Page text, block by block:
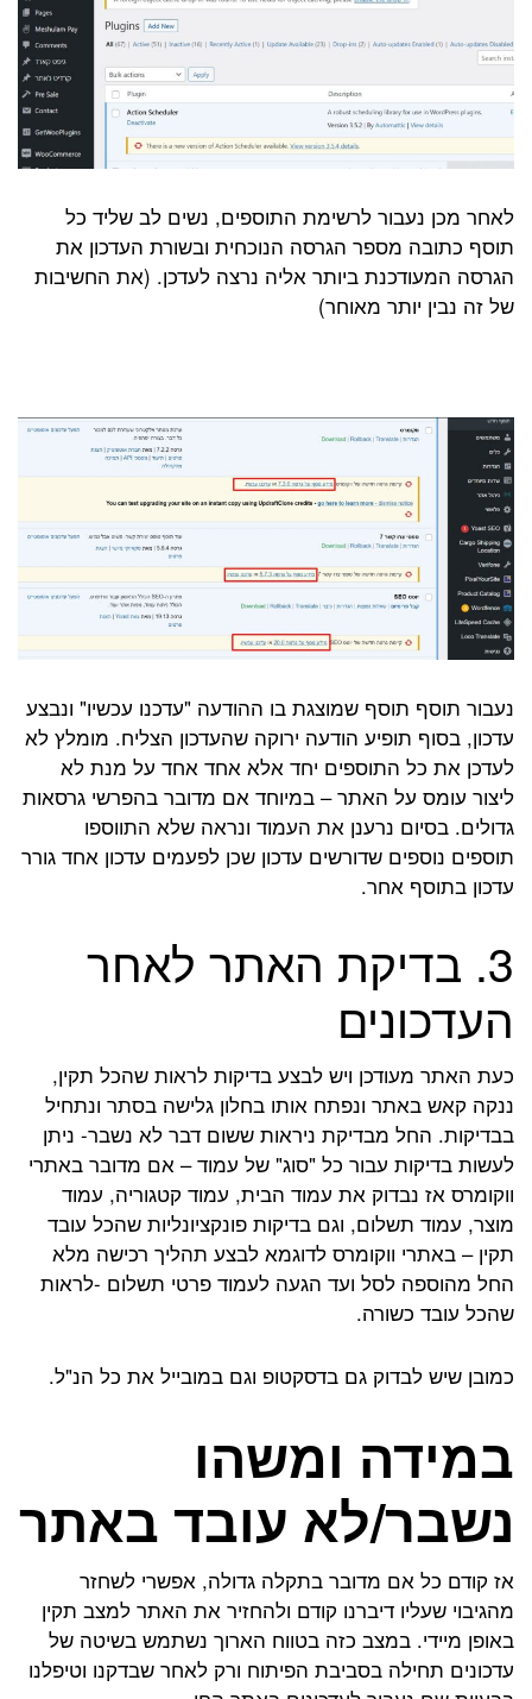
לאחר מכן נעבור לרשימת התוספים, נשים לב שליד כל
תוסף כתובה מספר הגרסה הנוכחית ובשורת העדכון את
הגרסה המעודכנת ביותר אליה נרצה לעדכן. (את החשיבות
של זה נבין יותר מאוחר)
נעבור תוסף תוסף שמוצגת בו ההודעה "עדכנו עכשיו" ונבצע
עדכון, בסוף תופיע הודעה ירוקה שהעדכון הצליח. מומלץ לא
לעדכן את כל התוספים יחד אלא אחד אחד על מנת לא
ליצור עומס על האתר – במיוחד אם מדובר בהפרשי גרסאות
גדולים. בסיום נרענן את העמוד ונראה שלא התווספו
תוספים נוספים שדורשים עדכון שכן לפעמים עדכון אחד גורר
עדכון בתוסף אחר.
3. בדיקת האתר לאחר
העדכונים
כעת האתר מעודכן ויש לבצע בדיקות לראות שהכל תקין,
ננקה קאש באתר ונפתח אותו בחלון גלישה בסתר ונתחיל
בבדיקות. החל מבדיקת ניראות ששום דבר לא נשבר- ניתן
לעשות בדיקות עבור כל "סוג" של עמוד – אם מדובר באתרי
ווקומרס אז נבדוק את עמוד הבית, עמוד קטגוריה, עמוד
מוצר, עמוד תשלום, וגם בדיקות פונקציונליות שהכל עובד
תקין – באתרי ווקומרס לדוגמא לבצע תהליך רכישה מלא
החל מהוספה לסל ועד הגעה לעמוד פרטי תשלום -לראות
שהכל עובד כשורה.
כמובן שיש לבדוק גם בדסקטופ וגם במובייל את כל הנ"ל.
במידה ומשהו
נשבר/לא עובד באתר
אז קודם כל אם מדובר בתקלה גדולה, אפשרי לשחזר
מהגיבוי שעליו דיברנו קודם ולהחזיר את האתר למצב תקין
באופן מיידי. במצב כזה בטווח הארוך נשתמש בשיטה של
עדכונים תחילה בסביבת הפיתוח ורק לאחר שבדקנו וטיפלנו